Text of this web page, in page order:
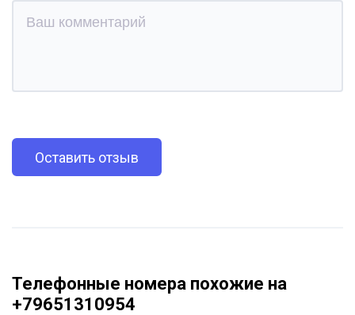
Оставить отзыв
Телефонные номера похожие на
+79651310954